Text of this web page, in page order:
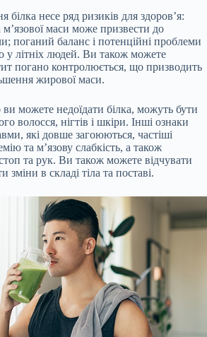
несе ряд ризиків для здоров’я:
м’язової маси може призвести до
поганий баланс і потенційні проблеми
у літніх людей. Ви також можете
погано контролюється, що призводить
жирової маси.
можете недоїдати білка, можуть бути
волосся, нігтів і шкіри. Інші ознаки
які довше загоюються, частіші
та м’язову слабкість, а також
та рук. Ви також можете відчувати
зміни в складі тіла та поставі.